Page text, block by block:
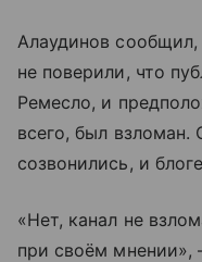
Алаудинов сообщил,
не поверили, что
Ремесло, и
всего, был взломан.
созвонились, и
«Нет, канал не
при своём мнении»,